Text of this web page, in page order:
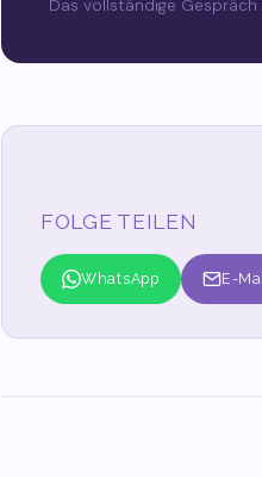
Das vollständige
FOLGE TEILEN
WhatsApp E-